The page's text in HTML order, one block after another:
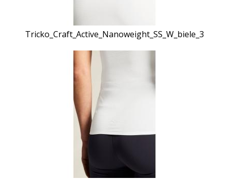
Tricko_Craft_Active_Nanoweight_SS_W_biele_3